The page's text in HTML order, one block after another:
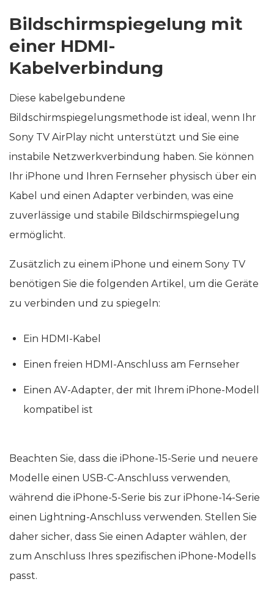
Bildschirmspiegelung mit
einer HDMI-
Kabelverbindung
Diese kabelgebundene
Bildschirmspiegelungsmethode ist ideal, wenn Ihr
Sony TV AirPlay nicht unterstützt und Sie eine
instabile Netzwerkverbindung haben. Sie können
Ihr iPhone und Ihren Fernseher physisch über ein
Kabel und einen Adapter verbinden, was eine
zuverlässige und stabile Bildschirmspiegelung
ermöglicht.
Zusätzlich zu einem iPhone und einem Sony TV
benötigen Sie die folgenden Artikel, um die Geräte
zu verbinden und zu spiegeln:
Ein HDMI-Kabel
Einen freien HDMI-Anschluss am Fernseher
Einen AV-Adapter, der mit Ihrem iPhone-Modell
kompatibel ist
Beachten Sie, dass die iPhone-15-Serie und neuere
Modelle einen USB‑C-Anschluss verwenden,
während die iPhone-5-Serie bis zur iPhone-14-Serie
einen Lightning-Anschluss verwenden. Stellen Sie
daher sicher, dass Sie einen Adapter wählen, der
zum Anschluss Ihres spezifischen iPhone-Modells
passt.